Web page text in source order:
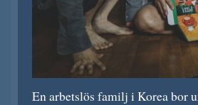
En arbetslös familj i Korea bor